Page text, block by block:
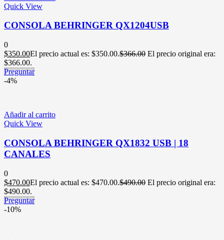
Quick View
CONSOLA BEHRINGER QX1204USB
0
$350.00El precio actual es: $350.00.$366.00 El precio original era:
$366.00.
Preguntar
-4%
Añadir al carrito
Quick View
CONSOLA BEHRINGER QX1832 USB | 18
CANALES
0
$470.00El precio actual es: $470.00.$490.00 El precio original era:
$490.00.
Preguntar
-10%